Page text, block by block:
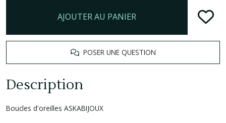
AJOUTER AU PANIER
POSER UNE QUESTION
Description
Boucles d'oreilles ASKABIJOUX